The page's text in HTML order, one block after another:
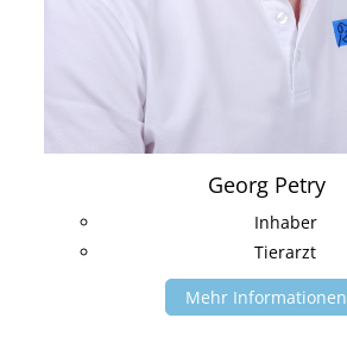
Georg Petry
Inhaber
Tierarzt
Mehr Informationen